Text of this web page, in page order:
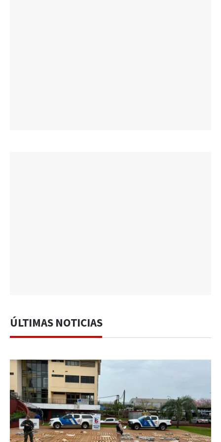
ÚLTIMAS NOTICIAS